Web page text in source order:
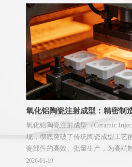
氧化铝陶瓷注射成型：精密制
氧化铝陶瓷注射成型（Ceramic
现，彻底突破了传统陶瓷成型工艺
瓷部件的高效、批量生产，为高端
了强劲动能。
2026-01-19